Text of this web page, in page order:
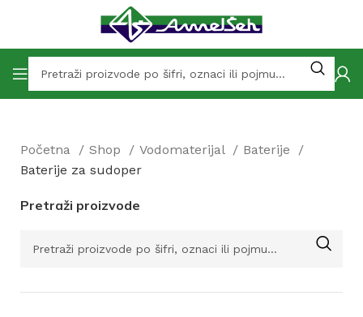
Početna Shop Vodomaterijal
Baterije
Baterije za sudoper
Pretraži proizvode